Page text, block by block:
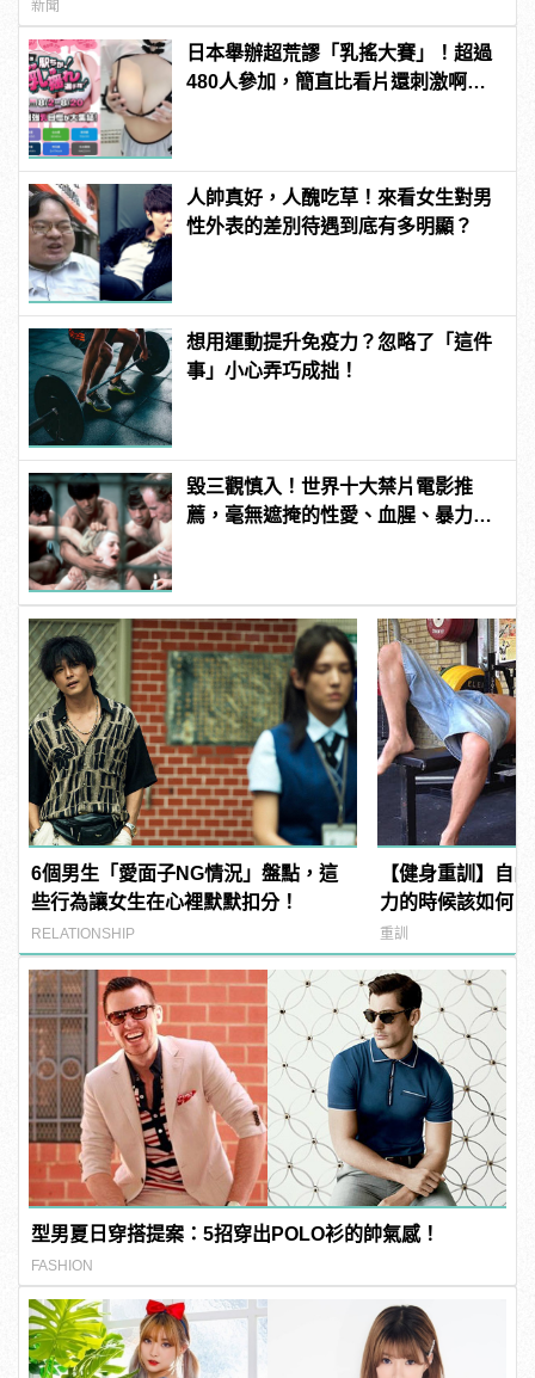
新聞
日本舉辦超荒謬「乳搖大賽」！超過
480人參加，簡直比看片還刺激啊！ |
人帥真好，人醜吃草！來看女生對男
性外表的差別待遇到底有多明顯？
想用運動提升免疫力？忽略了「這件
事」小心弄巧成拙！
毀三觀慎入！世界十大禁片電影推
薦，毫無遮掩的性愛、血腥、暴力、
6個男生「愛面子NG情況」盤點，這
些行為讓女生在心裡默默扣分！
RELATIONSHIP
【健身重訓】自
力的時候該如何
重訓
型男夏日穿搭提案：5招穿出POLO衫的帥氣感！
FASHION